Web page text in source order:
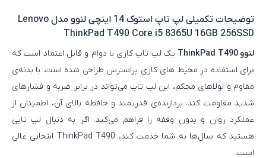
توضیحات تکمیلی
لپ تاپ استوک 14 اینچی لنوو مدل Lenovo
ThinkPad T490 Core i5 8365U 16GB 256SSD
لنوو ThinkPad T490
یک لپ‌ تاپ کاری با دوام و قابل اعتماد است که
برای استفاده در محیط‌ های کاری پراسترس طراحی شده است. با بدنه‌ی
مقاوم و لولاهای محکم، این لپ‌ تاپ می‌تواند در برابر ضربه و فشارهای
شدید مقاومت کند. پردازنده‌ی قدرتمند و حافظه بالای آن، اطمینان از
عملکرد روان و بدون وقفه را فراهم می‌کند. اگر به دنبال لپ‌ تاپی
هستید که سال‌ها به شما خدمت کند، ThinkPad T490 انتخابی عالی
است.